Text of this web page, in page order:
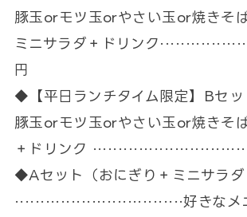
豚玉orモツ玉orやさい玉or焼きそ
ミニサラダ＋ドリンク
円
◆【平日ランチタイム限定】Bセッ
豚玉orモツ玉orやさい玉or焼きそ
＋ドリンク
◆Aセット（おにぎり＋ミニサラダ
·································好